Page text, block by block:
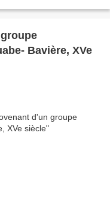
Bavière, XVe